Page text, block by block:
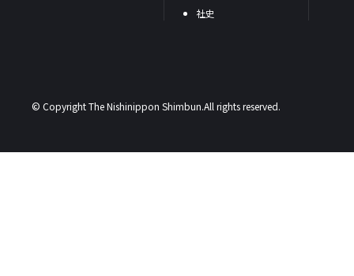
社史
© Copyright The Nishinippon Shimbun.All rights reserved.